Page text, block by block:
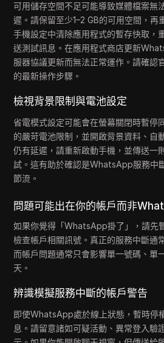
可用儲存空間不足可能導致媒體檔案無
遲。請保留至少1–2 GB的可用空間，再
手機設定中清除應用程式的暫存快取
送測試訊息。在應用程式商店更新
服器協議更新而無法正常運作。請確
的最新操作步驟。
檢視背景限制與電池設定
省電模式設定可能會在螢幕關閉時暫停
的嚴苛電池限制，並開啟背景資料、自
仍有延遲，請重新啟動手機，並傳送一
試。這有助於確認是WhatsApp服務中
節流。
問題可能出在你的帳戶而非
如果你覺得「WhatsApp掛了」，請先
檢查帳戶相關訊號。真正的服務中斷通
而帳戶問題通常只會影響單一號碼、單
天。
辨識模擬服務中斷的帳戶警告
即使WhatsApp處於線上狀態，暫時停
息。請留意諸如可疑活動、異常登入驗